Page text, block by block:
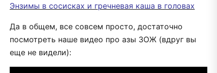
Энзимы в сосисках и гречневая каша в головах
Да в общем, все совсем просто, достаточно
посмотреть наше видео про азы ЗОЖ (вдруг вы
еще не видели):